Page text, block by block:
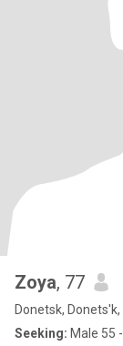
Zoya, 77
Donetsk, Donets'k,
Seeking: Male 55